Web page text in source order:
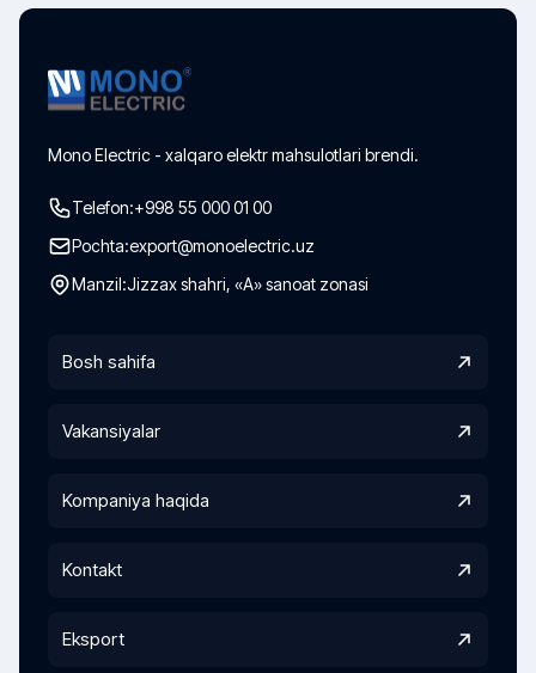
Mono Electric - xalqaro elektr mahsulotlari brendi.
Telefon:+998 55 000 01 00
Pochta:export@monoelectric.uz
Manzil:Jizzax shahri, «A» sanoat zonasi
Bosh sahifa
Vakansiyalar
Kompaniya haqida
Kontakt
Eksport